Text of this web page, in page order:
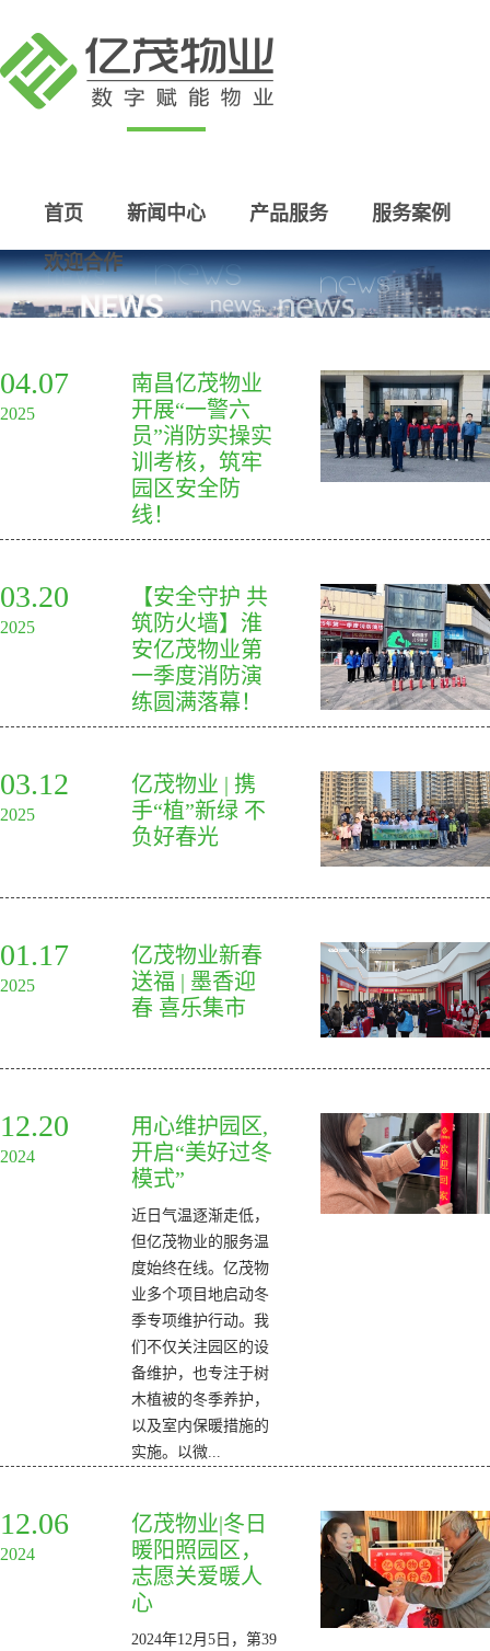
首页 新闻中心 产品服务 服务案例
欢迎合作
04.07
2025
南昌亿茂物业
开展“一警六
员”消防实操实
训考核，筑牢
园区安全防
线！
03.20
2025
【安全守护 共
筑防火墙】淮
安亿茂物业第
一季度消防演
练圆满落幕！
03.12
2025
亿茂物业 | 携
手“植”新绿 不
负好春光
01.17
2025
亿茂物业新春
送福 | 墨香迎
春 喜乐集市
12.20
2024
用心维护园区,
开启“美好过冬
模式”
近日气温逐渐走低，
但亿茂物业的服务温
度始终在线。亿茂物
业多个项目地启动冬
季专项维护行动。我
们不仅关注园区的设
备维护，也专注于树
木植被的冬季养护，
以及室内保暖措施的
实施。以微...
12.06
2024
亿茂物业|冬日
暖阳照园区，
志愿关爱暖人
心
2024年12月5日，第39